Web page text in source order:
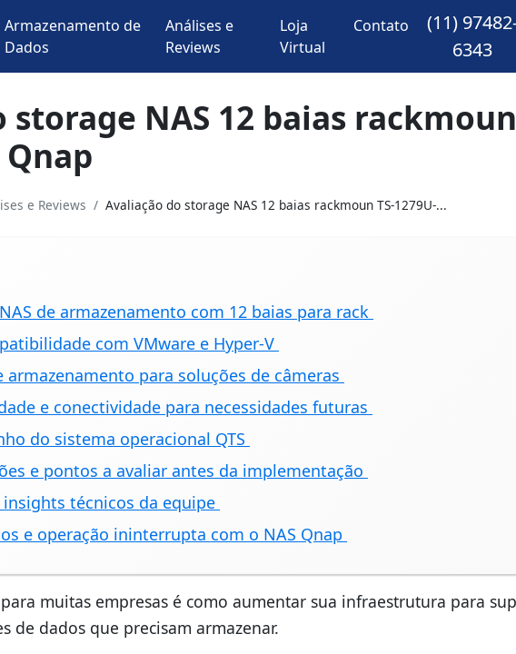
Armazenamento de
Dados
Análises e
Reviews
Loja
Virtual
Contato
(11)
6343
storage NAS 12 baias rackmoun
Qnap
e Reviews Avaliação do storage NAS 12 baias rackmoun TS-1279U-...
NAS de armazenamento com 12 baias para rack
com VMware e Hyper-V
para soluções de câmeras
e conectividade para necessidades futuras
do sistema operacional QTS
e pontos a avaliar antes da implementação
técnicos da equipe
e operação ininterrupta com o NAS Qnap
muitas empresas é como aumentar sua infraestrutura para
de dados que precisam armazenar.